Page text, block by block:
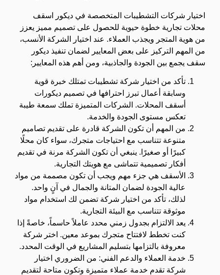
اختيار شركات التشطيبات المتخصصة في ديكور اسقف
محلات تجارية خطوة حيوية للحصول على تصميم مميز يعزز
من هوية المتجر ويجذب العملاء. عند اختيار الشركة الأنسب،
من المهم التركيز على بعض المعايير لضمان تنفيذ ديكور
سقف يجمع بين الجودة والجاذبية، ومن أهم هذه المعايير:
تأكد من اختيار شركة تشطيبات تمتلك خبرة قوية
وسابقة أعمال تبرز احترافها في تصميم ديكورات
أسقف المحلات. الشركات المتميزة تملك سمعة طيبة
تعكس مستوى الجودة والخدمة.
من المهم أن تكون الشركة قادرة على تقديم تصاميم
متنوعة تتناسب مع احتياجات متجرك، سواء كان محلًا
كبيرًا أو صغيرًا. ينبغي أن تكون الشركة مرنة في تقديم
أفكار تصميمية تتماشى مع هويتك التجارية.
الأسقف هي جزء مهم ويجب أن تكون مصممة من مواد
عالية الجودة لضمان المتانة والجمال في آنٍ واحد.
لذلك، تأكد من اختيار شركة تضمن لك استخدام مواد
موثوقة تتناسب مع البيئة التجارية.
يعد الالتزام بجدول زمني محدد عاملاً حاسماً، خاصةً إذا
كنت تخطط لافتتاح متجرك بموعد معين. اختر شركة
معروفة بالتزامها بتسليم المشاريع في الوقت المحدد.
خدمة العملاء والدعم الفني: من الضروري اختيار
شركة تقدم خدمة عملاء متميزة وتكون متاحة لتقديم